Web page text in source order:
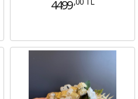
4499